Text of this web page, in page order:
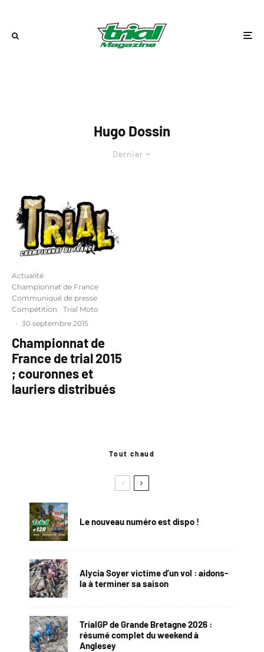
Hugo Dossin
Dernier
Actualité
Championnat de France
Communiqué de presse
Compétition
Trial Moto
· 30 septembre 2015
Championnat de
France de trial 2015
; couronnes et
lauriers distribués
Tout chaud
Le nouveau numéro est dispo !
Alycia Soyer victime d’un vol : aidons-
la à terminer sa saison
TrialGP de Grande Bretagne 2026 :
résumé complet du weekend à
Anglesey